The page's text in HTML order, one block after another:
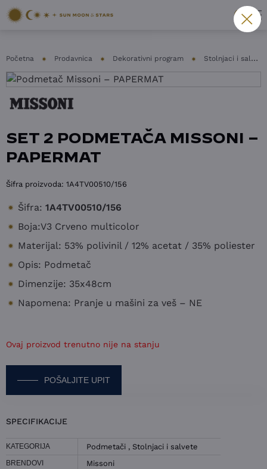
Početna Prodavnica Dekorativni program Stolnjaci i salvete
SET 2 PODMETAČA MISSONI –
PAPERMAT
Šifra proizvoda: 1A4TV00510/156
Šifra: 1A4TV00510/156
Boja:V3 Crveno multicolor
Materijal: 53% polivinil / 12% acetat / 35% poliester
Opis: Podmetač
Dimenzije: 35x48cm
Napomena: Pranje u mašini za veš – NE
Ovaj proizvod trenutno nije na stanju
POŠALJITE UPIT
POŠALJITE UPIT ZA SET 2 PODMETAČA
IME I PREZIME
SPECIFIKACIJE
KATEGORIJA Podmetači , Stolnjaci i salvete
BRENDOVI Missoni